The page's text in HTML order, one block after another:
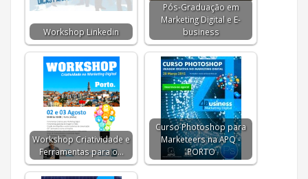
Workshop Linkedin
Pós-Graduação em
Marketing Digital e E-
business
Workshop Criatividade e
Ferramentas para o…
Curso Photoshop para
Marketeers na APQ -
PORTO